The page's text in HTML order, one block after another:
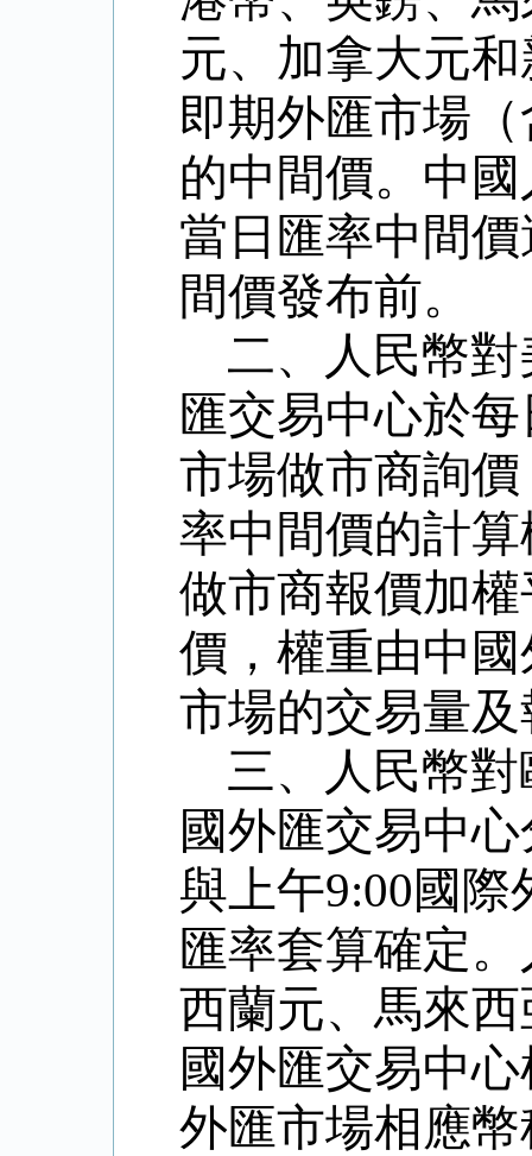
元、加拿大元
即期外匯市場
的中間價。中
當日匯率中間
間價發布前。
二、人民幣
匯交易中心於
市場做市商詢
率中間價的計
做市商報價加
價，權重由中
市場的交易量
三、人民幣
國外匯交易中
與上午9:00國際
匯率套算確定
西蘭元、馬來
國外匯交易中
外匯市場相應